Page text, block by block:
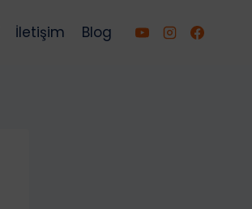
İletişim Blog